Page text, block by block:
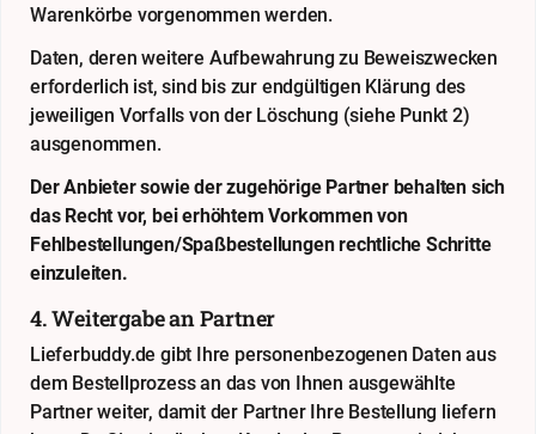
Warenkörbe vorgenommen werden.
Daten, deren weitere Aufbewahrung zu Beweiszwecken
erforderlich ist, sind bis zur endgültigen Klärung des
jeweiligen Vorfalls von der Löschung (siehe Punkt 2)
ausgenommen.
Der Anbieter sowie der zugehörige Partner behalten sich
das Recht vor, bei erhöhtem Vorkommen von
Fehlbestellungen/Spaßbestellungen rechtliche Schritte
einzuleiten.
4. Weitergabe an Partner
Lieferbuddy.de gibt Ihre personenbezogenen Daten aus
dem Bestellprozess an das von Ihnen ausgewählte
Partner weiter, damit der Partner Ihre Bestellung liefern